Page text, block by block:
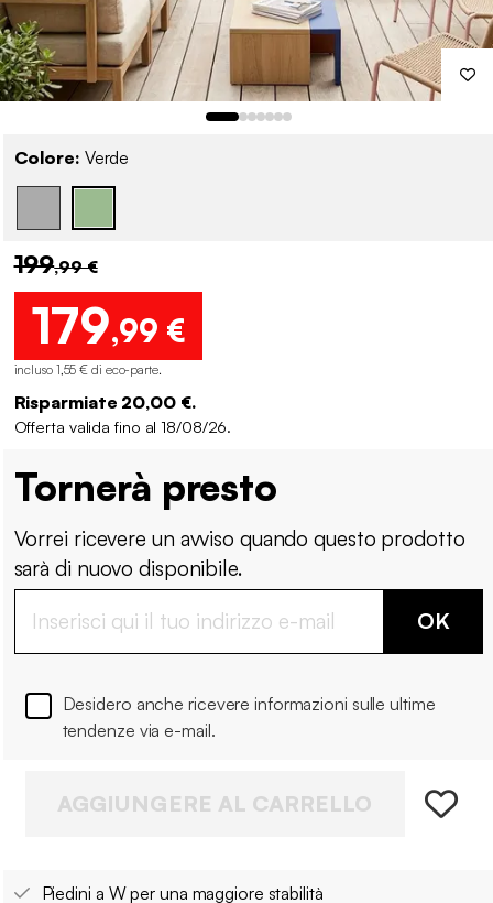
Colore: Verde
199,99 €
179,99 €
incluso 1,55 € di eco-parte.
Risparmiate 20,00 €.
Offerta valida fino al 18/08/26.
Tornerà presto
Vorrei ricevere un avviso quando questo prodotto
sarà di nuovo disponibile.
OK
Desidero anche ricevere informazioni sulle ultime
tendenze via e-mail.
AGGIUNGERE AL CARRELLO
Piedini a W per una maggiore stabilità